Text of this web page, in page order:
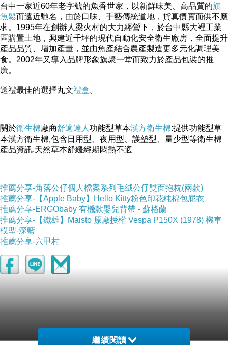
台中一家近60年老字號的魚香世家，以新鮮味美、高品質的旗
魚鬆而遠近馳名，由於口味、手藝傳統道地，貨真價實而供不應
求。1995年在創辦人梁火村的大力經營下，於台中縣大裡工業
區購置土地，興建近千坪的現代自動化安全衛生廠房，全面提升
產品品質、增加產量，並由魚產結合農產製造更多元化調理美
食。2002年又導入品牌形象旗聚一堂而致力於產品包裝的推
廣。
送禮最佳的選擇丸文禮盒。
關於衛生棉廠商舒適達人 功能型草本漢方衛生棉:提供功能型草
本漢方衛生棉,包含日用型、夜用型、護墊型、量少型等衛生棉
產品資訊,天然草本舒緩經期悶熱不適
推薦分享-角落公仔個人檔案系列毛絨公仔雙面抱枕(兩款)
推薦分享-【Apple Baby】Hello Kitty粉色印花純棉包屁衣
推薦分享-ERGObaby 有機款嬰兒背帶 - 蘇格蘭
推薦分享-【鐵雄】Maisto 原廠授權 Vespa P150X (1978) 機車
模型-深藍
推薦分享-六甲村
繼續閱讀